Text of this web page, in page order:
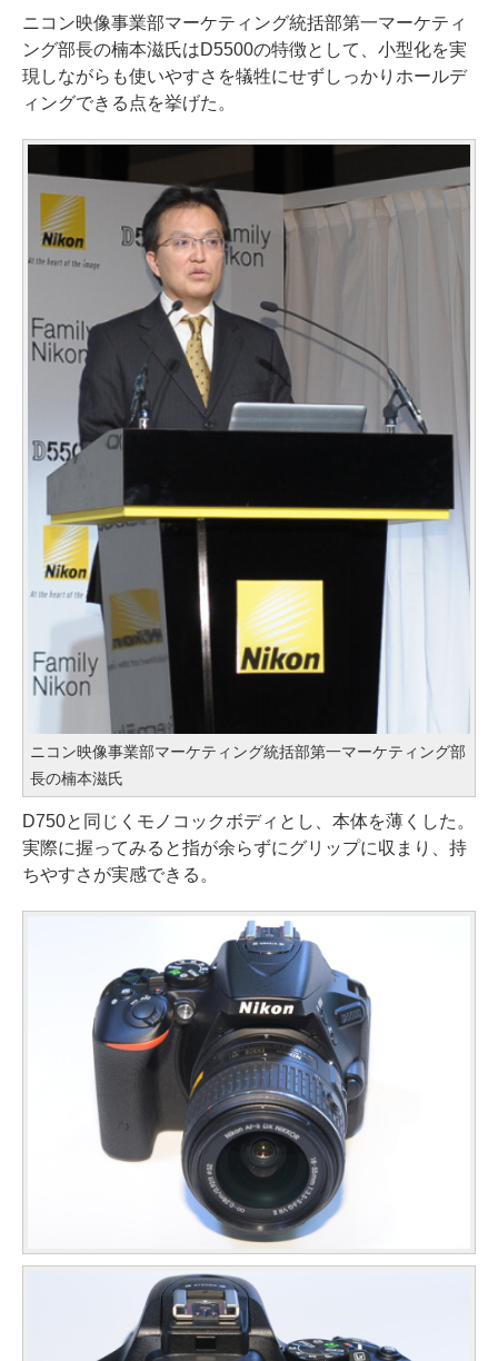
ニコン映像事業部マーケティング統括部第一マーケティ
ング部長の楠本滋氏はD5500の特徴として、小型化を実
現しながらも使いやすさを犠牲にせずしっかりホールデ
ィングできる点を挙げた。
ニコン映像事業部マーケティング統括部第一マーケティング部
長の楠本滋氏
D750と同じくモノコックボディとし、本体を薄くした。
実際に握ってみると指が余らずにグリップに収まり、持
ちやすさが実感できる。